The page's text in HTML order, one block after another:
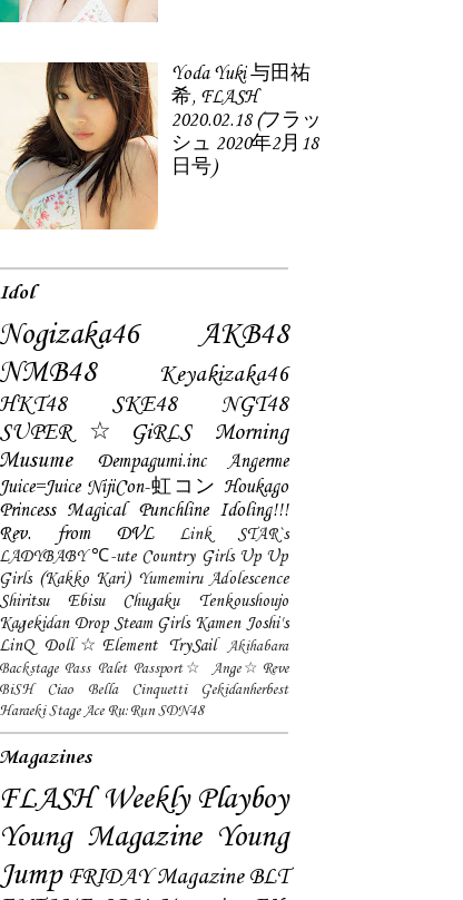
Yoda Yuki 与田祐
希, FLASH
2020.02.18 (フラッ
シュ 2020年2月18
日号)
Idol
Nogizaka46
AKB48
NMB48
Keyakizaka46
HKT48
SKE48
NGT48
SUPER☆GiRLS
Morning
Musume
Dempagumi.inc
Angerme
Juice=Juice NijiCon-虹コン Houkago
Princess Magical Punchline Idoling!!!
Rev. from DVL
Link STAR`s
LADYBABY ℃-ute Country Girls Up Up
Girls (Kakko Kari) Yumemiru Adolescence
Shiritsu Ebisu Chugaku
Tenkoushoujo
Kagekidan Drop Steam Girls Kamen Joshi's
LinQ Doll☆Element TrySail
Akihabara
Backstage Pass Palet Passport☆
Ange☆Reve
BiSH
Ciao Bella Cinquetti
Gekidanherbest
Haraeki Stage Ace Ru:Run SDN48
Magazines
FLASH Weekly Playboy
Young Magazine Young
Jump FRIDAY Magazine BLT